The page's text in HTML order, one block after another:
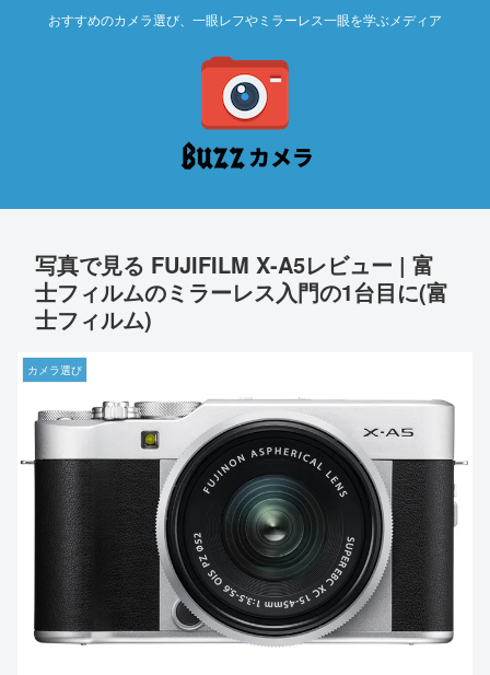
おすすめのカメラ選び、一眼レフやミラーレス一眼を学ぶメディア
写真で見る FUJIFILM X-A5レビュー | 富
士フィルムのミラーレス入門の1台目に(富
士フィルム)
カメラ選び